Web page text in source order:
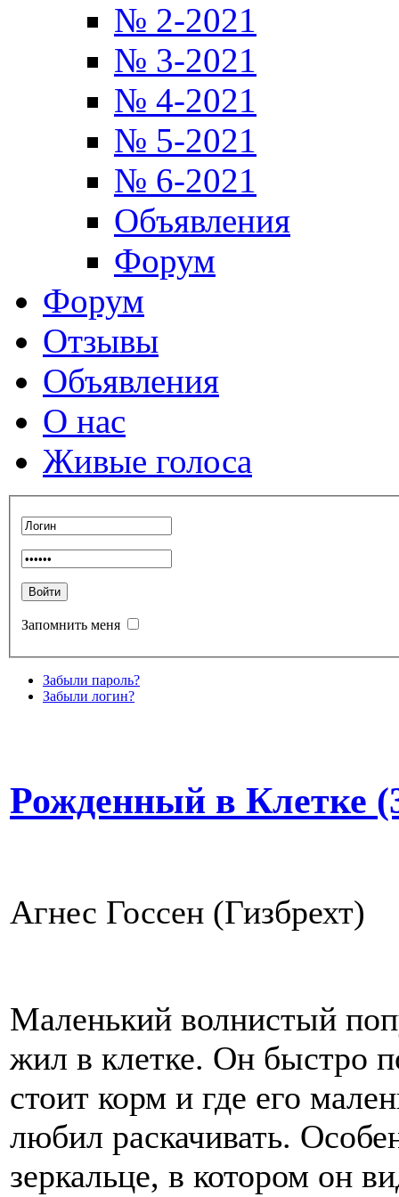
№ 2-2021
№ 3-2021
№ 4-2021
№ 5-2021
№ 6-2021
Объявления
Форум
Форум
Отзывы
Объявления
О нас
Живые голоса
Запомнить меня
Забыли пароль?
Забыли логин?
Рожденный в Клетке
Агнес Госсен (Гизбрехт)
Маленький волнистый
жил в клетке. Он быстро
стоит корм и где его
любил раскачивать.
зеркальце, в котором он